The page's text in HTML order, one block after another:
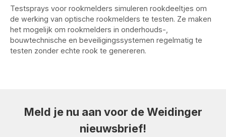
Testsprays voor rookmelders simuleren rookdeeltjes om
de werking van optische rookmelders te testen. Ze maken
het mogelijk om rookmelders in onderhouds-,
bouwtechnische en beveiligingssystemen regelmatig te
testen zonder echte rook te genereren.
Meld je nu aan voor de Weidinger
nieuwsbrief!